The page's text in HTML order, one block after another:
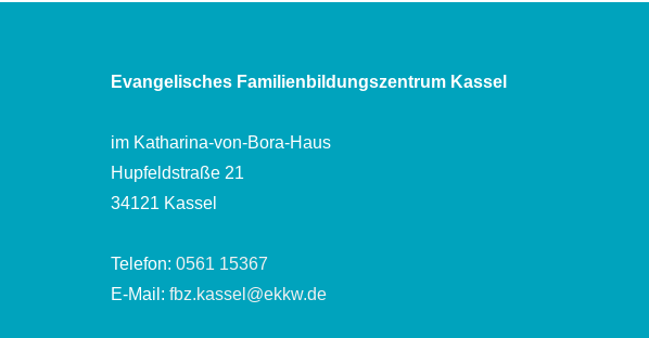
Evangelisches Familienbildungszentrum Kassel
im Katharina-von-Bora-Haus
Hupfeldstraße 21
34121 Kassel
Telefon: 0561 15367
E-Mail: fbz.kassel@ekkw.de